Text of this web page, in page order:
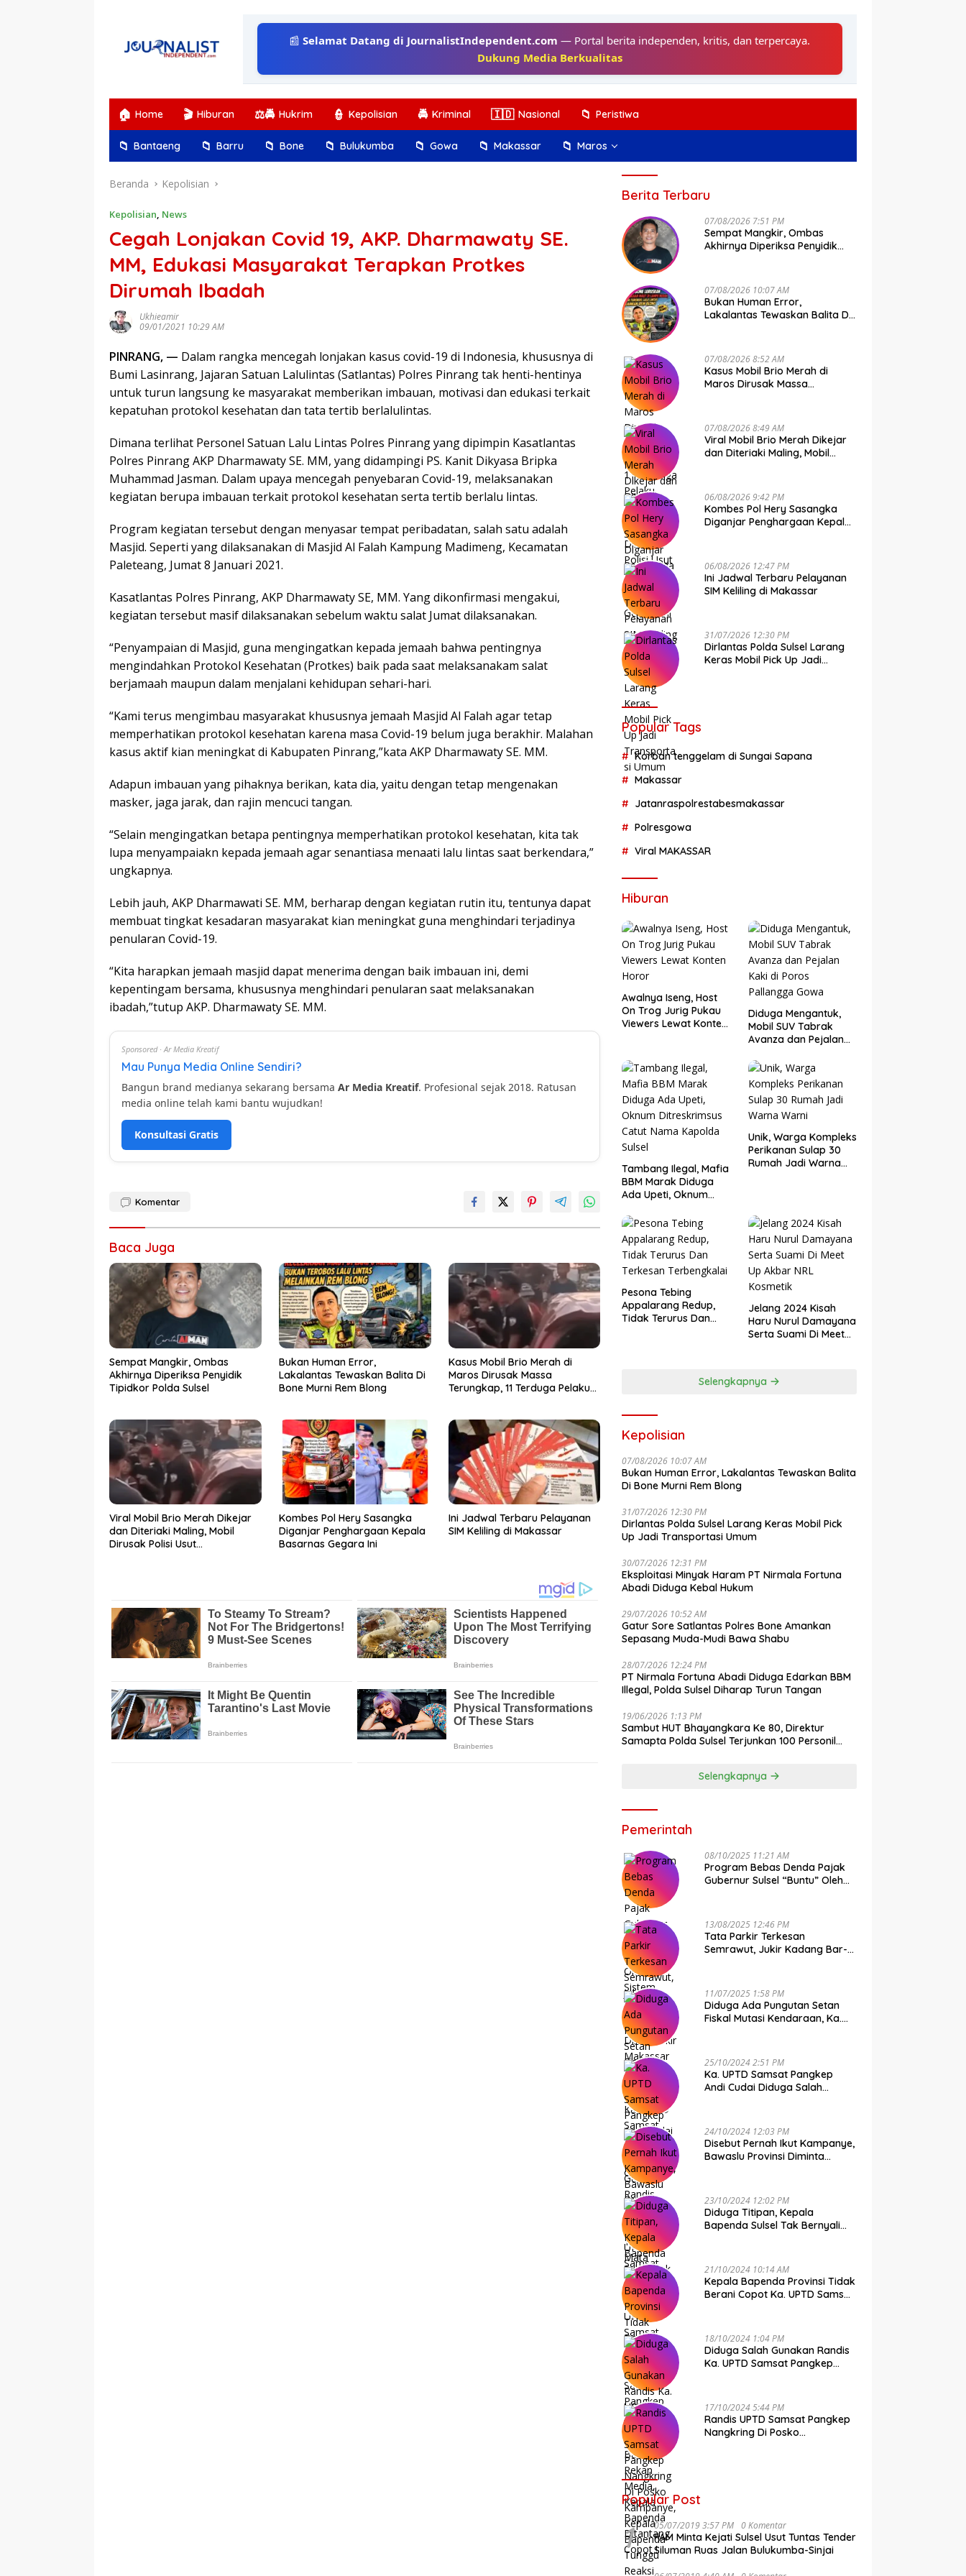
📰Selamat Datang di JournalistIndependent.com — Portal berita independen, kritis, dan terpercaya.
Dukung Media Berkualitas
🏠 Home 🎬 Hiburan ⚖️🚔 Hukrim 👮 Kepolisian 🚔 Kriminal 🇮🇩 Nasional 📁 Peristiwa
📁 Bantaeng 📁 Barru 📁 Bone 📁 Bulukumba 📁 Gowa 📁 Makassar 📁 Maros
Beranda Kepolisian
Kepolisian, News
Cegah Lonjakan Covid 19, AKP. Dharmawaty SE.
MM, Edukasi Masyarakat Terapkan Protkes
Dirumah Ibadah
Ukhieamir
09/01/2021 10:29 AM
PINRANG, — Dalam rangka mencegah lonjakan kasus covid-19 di Indonesia, khususnya di
Bumi Lasinrang, Jajaran Satuan Lalulintas (Satlantas) Polres Pinrang tak henti-hentinya
untuk turun langsung ke masyarakat memberikan imbauan, motivasi dan edukasi terkait
kepatuhan protokol kesehatan dan tata tertib berlalulintas.
Dimana terlihat Personel Satuan Lalu Lintas Polres Pinrang yang dipimpin Kasatlantas
Polres Pinrang AKP Dharmawaty SE. MM, yang didampingi PS. Kanit Dikyasa Bripka
Muhammad Jasman. Dalam upaya mencegah penyebaran Covid-19, melaksanakan
kegiatan berupa imbauan terkait protokol kesehatan serta tertib berlalu lintas.
Program kegiatan tersebut dengan menyasar tempat peribadatan, salah satu adalah
Masjid. Seperti yang dilaksanakan di Masjid Al Falah Kampung Madimeng, Kecamatan
Paleteang, Jumat 8 Januari 2021.
Kasatlantas Polres Pinrang, AKP Dharmawaty SE, MM. Yang dikonfirmasi mengakui,
kegiatan tersebut masif dilaksanakan sebelum waktu salat Jumat dilaksanakan.
“Penyampaian di Masjid, guna mengingatkan kepada jemaah bahwa pentingnya
mengindahkan Protokol Kesehatan (Protkes) baik pada saat melaksanakam salat
berjamaah maupun dalam menjalani kehidupan sehari-hari.
“Kami terus mengimbau masyarakat khususnya jemaah Masjid Al Falah agar tetap
memperhatikan protokol kesehatan karena masa Covid-19 belum juga berakhir. Malahan
kasus aktif kian meningkat di Kabupaten Pinrang,”kata AKP Dharmawaty SE. MM.
Adapun imbauan yang pihaknya berikan, kata dia, yaitu dengan tetap mengenakan
masker, jaga jarak, dan rajin mencuci tangan.
“Selain mengingatkan betapa pentingnya memperhatikan protokol kesehatan, kita tak
lupa menyampaiakn kepada jemaah agar senantiasa menaati lalu lintas saat berkendara,”
ungkapnya.
Lebih jauh, AKP Dharmawati SE. MM, berharap dengan kegiatan rutin itu, tentunya dapat
membuat tingkat kesadaran masyarakat kian meningkat guna menghindari terjadinya
penularan Covid-19.
“Kita harapkan jemaah masjid dapat menerima dengan baik imbauan ini, demi
kepentingam bersama, khususnya menghindari penularan saat melaksanakan
ibadah,”tutup AKP. Dharmawaty SE. MM.
Sponsored · Ar Media Kreatif
Mau Punya Media Online Sendiri?
Bangun brand medianya sekarang bersama Ar Media Kreatif. Profesional sejak 2018. Ratusan
media online telah kami bantu wujudkan!
Konsultasi Gratis
Komentar
Baca Juga
Sempat Mangkir, Ombas
Akhirnya Diperiksa Penyidik
Tipidkor Polda Sulsel
Bukan Human Error,
Lakalantas Tewaskan Balita Di
Bone Murni Rem Blong
Kasus Mobil Brio Merah di
Maros Dirusak Massa
Terungkap, 11 Terduga Pelaku
Viral Mobil Brio Merah Dikejar
dan Diteriaki Maling, Mobil
Dirusak Polisi Usut
Kombes Pol Hery Sasangka
Diganjar Penghargaan Kepala
Basarnas Gegara Ini
Ini Jadwal Terbaru Pelayanan
SIM Keliling di Makassar
Berita Terbaru
07/08/2026 7:51 PM
Sempat Mangkir, Ombas
Akhirnya Diperiksa Penyidik
07/08/2026 10:07 AM
Bukan Human Error,
Lakalantas Tewaskan Balita Di
07/08/2026 8:52 AM
Kasus Mobil Brio Merah di
Maros Dirusak Massa
07/08/2026 8:49 AM
Viral Mobil Brio Merah Dikejar
dan Diteriaki Maling, Mobil
06/08/2026 9:42 PM
Kombes Pol Hery Sasangka
Diganjar Penghargaan Kepala
06/08/2026 12:47 PM
Ini Jadwal Terbaru Pelayanan
SIM Keliling di Makassar
31/07/2026 12:30 PM
Dirlantas Polda Sulsel Larang
Keras Mobil Pick Up Jadi
Popular Tags
Korban tenggelam di Sungai Sapana
Makassar
Jatanraspolrestabesmakassar
Polresgowa
Viral MAKASSAR
Hiburan
Awalnya Iseng, Host
On Trog Jurig Pukau
Viewers Lewat Konten
Diduga Mengantuk,
Mobil SUV Tabrak
Avanza dan Pejalan
Pallangga Gowa
Tambang Ilegal, Mafia
BBM Marak Diduga
Ada Upeti, Oknum
Nama Kapolda Sulsel
Unik, Warga Kompleks
Perikanan Sulap 30
Rumah Jadi Warna
Pesona Tebing
Appalarang Redup,
Tidak Terurus Dan
Jelang 2024 Kisah
Haru Nurul Damayana
Serta Suami Di Meet
Selengkapnya
Kepolisian
07/08/2026 10:07 AM
Bukan Human Error, Lakalantas Tewaskan Balita
Di Bone Murni Rem Blong
31/07/2026 12:30 PM
Dirlantas Polda Sulsel Larang Keras Mobil Pick
Up Jadi Transportasi Umum
30/07/2026 12:31 PM
Eksploitasi Minyak Haram PT Nirmala Fortuna
Abadi Diduga Kebal Hukum
29/07/2026 10:52 AM
Gatur Sore Satlantas Polres Bone Amankan
Sepasang Muda-Mudi Bawa Shabu
28/07/2026 12:24 PM
PT Nirmala Fortuna Abadi Diduga Edarkan BBM
Illegal, Polda Sulsel Diharap Turun Tangan
19/06/2026 1:13 PM
Sambut HUT Bhayangkara Ke 80, Direktur
Samapta Polda Sulsel Terjunkan 100 Personil
Selengkapnya
Pemerintah
08/10/2025 11:21 AM
Program Bebas Denda Pajak
Gubernur Sulsel “Buntu” Oleh
13/08/2025 12:46 PM
Tata Parkir Terkesan
Semrawut, Jukir Kadang Bar-
11/07/2025 1:58 PM
Diduga Ada Pungutan Setan
Fiskal Mutasi Kendaraan, Ka.
25/10/2024 2:51 PM
Ka. UPTD Samsat Pangkep
Andi Cudai Diduga Salah
24/10/2024 12:03 PM
Disebut Pernah Ikut Kampanye,
Bawaslu Provinsi Diminta
23/10/2024 12:02 PM
Diduga Titipan, Kepala
Bapenda Sulsel Tak Bernyali
21/10/2024 10:14 AM
Kepala Bapenda Provinsi Tidak
Berani Copot Ka. UPTD Samsat
18/10/2024 1:04 PM
Diduga Salah Gunakan Randis
Ka. UPTD Samsat Pangkep
17/10/2024 5:44 PM
Randis UPTD Samsat Pangkep
Nangkring Di Posko
Popular Post
1 05/07/2019 3:57 PM 0 Komentar
FAM Minta Kejati Sulsel Usut Tuntas Tender
Siluman Ruas Jalan Bulukumba-Sinjai